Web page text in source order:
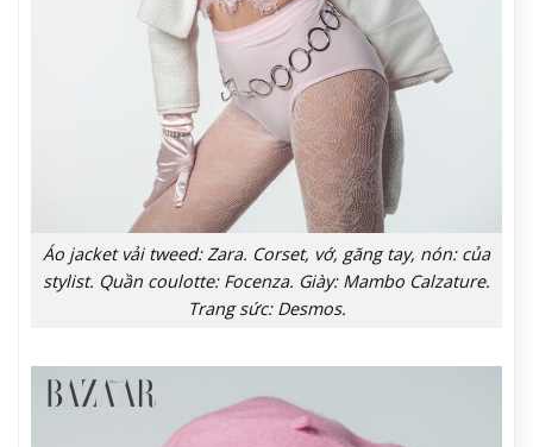
Áo jacket vải tweed: Zara. Corset, vớ, găng tay, nón: của
stylist. Quần coulotte: Focenza. Giày: Mambo Calzature.
Trang sức: Desmos.